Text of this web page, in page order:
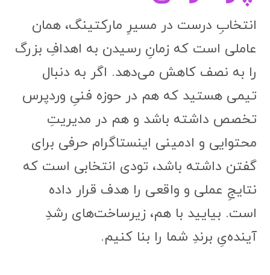
انتخابِ درست در مسیرِ مارکتینگ، همان
عاملی است که زمانِ رسیدن به اهدافِ بزرگ
را به نصف کاهش می‌دهد. اگر به دنبال
تیمی هستید که هم در حوزه فنیِ وردپرس
تخصص داشته باشد و هم در مدیریتِ
محتوایی و ادمینی اینستاگرام حرفی برای
گفتن داشته باشد، تودی انتخابی است که
نتایجِ عملی و واقعی را هدف قرار داده
است. بیایید با هم، زیرساخت‌های رشدِ
آینده‌یِ برندِ شما را بنا کنیم.